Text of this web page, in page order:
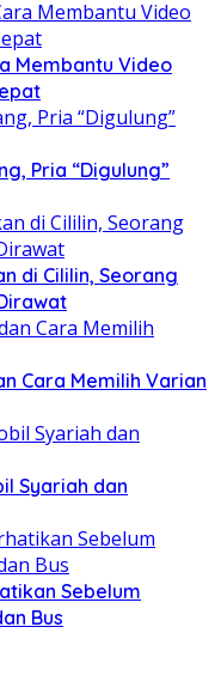
Membantu Video
Pria “Digulung”
di Cililin, Seorang
Cara Memilih Varian
Syariah dan
Sebelum
Bus